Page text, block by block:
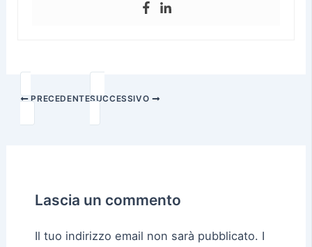
PRECEDENTESUCCESSIVO
Lascia un commento
Il tuo indirizzo email non sarà pubblicato. I